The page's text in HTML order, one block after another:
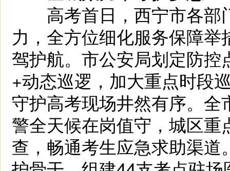
高考首日，西宁市各部
力，全方位细化服务保障
驾护航。市公安局划定防
+动态巡逻，加大重点时段
守护高考现场井然有序。
警全天候在岗值守，城区
查，畅通考生应急求助渠